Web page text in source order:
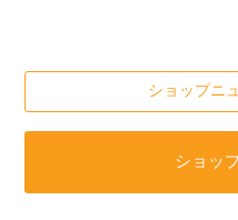
ショップニ
ショッ